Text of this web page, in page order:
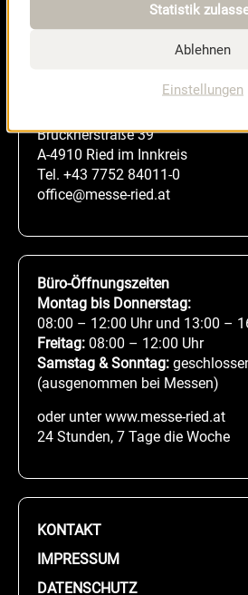
Brucknerstraße 39
A-4910 Ried im Innkreis
Tel. +43 7752 84011-0
office@messe-ried.at
Büro-Öffnungszeiten
Montag bis Donnerstag:
08:00 – 12:00 Uhr und 13:00 –
Freitag: 08:00 – 12:00 Uhr
Samstag & Sonntag:
(ausgenommen bei Messen)
oder unter www.messe-ried.at
24 Stunden, 7 Tage die Woche
KONTAKT
IMPRESSUM
DATENSCHUTZ
Statistik
Ablehnen
Einstellungen